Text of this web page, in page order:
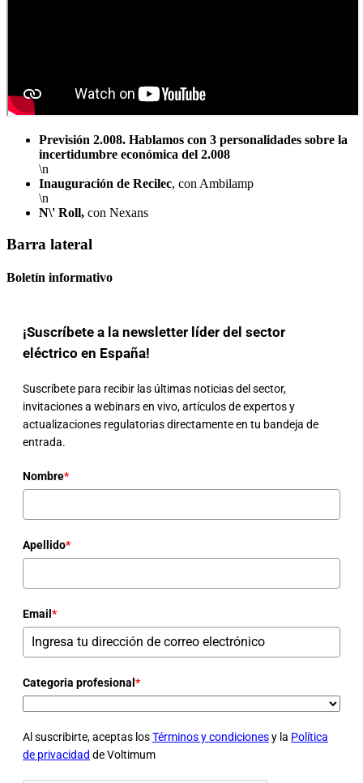
Previsión 2.008. Hablamos con 3 personalidades sobre la
incertidumbre económica del 2.008
\n
Inauguración de Recilec, con Ambilamp
\n
N\' Roll, con Nexans
Barra lateral
Boletín informativo
¡Suscríbete a la newsletter líder del sector
eléctrico en España!
Suscríbete para recibir las últimas noticias del sector,
invitaciones a webinars en vivo, artículos de expertos y
actualizaciones regulatorias directamente en tu bandeja de
entrada.
Nombre*
Apellido*
Email *
Categoria profesional *
Al suscribirte, aceptas losTérminos y condicionesy la Política
de privacidad de Voltimum